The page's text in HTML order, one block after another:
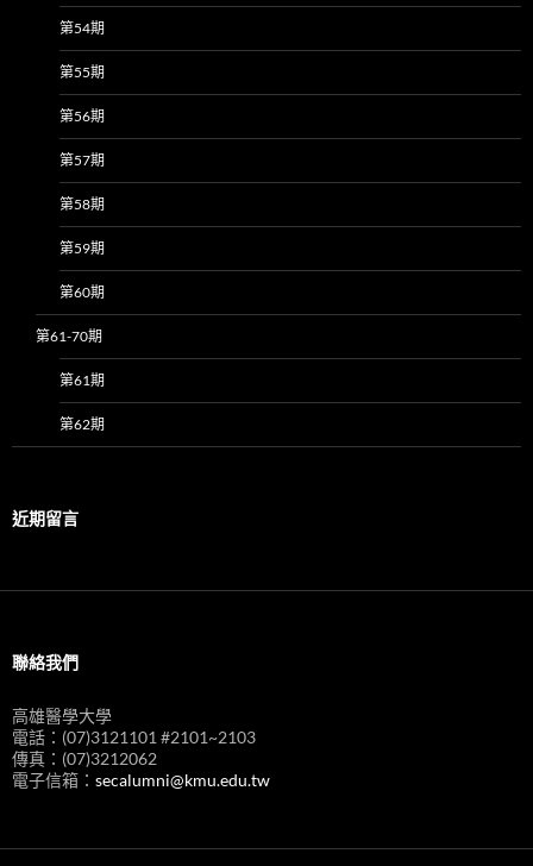
第54期
第55期
第56期
第57期
第58期
第59期
第60期
第61-70期
第61期
第62期
近期留言
聯絡我們
高雄醫學大學
電話：(07)3121101 #2101~2103
傳真：(07)3212062
電子信箱： secalumni@kmu.edu.tw